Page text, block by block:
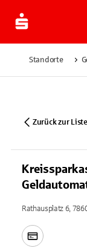
Standorte
Zurück zur Liste
Rathausplatz 6,